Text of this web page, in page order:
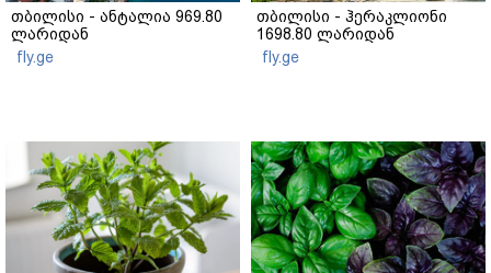
თბილისი - ანტალია 969.80
ლარიდან
fly.ge
თბილისი - ჰერაკლიონი
1698.80 ლარიდან
fly.ge